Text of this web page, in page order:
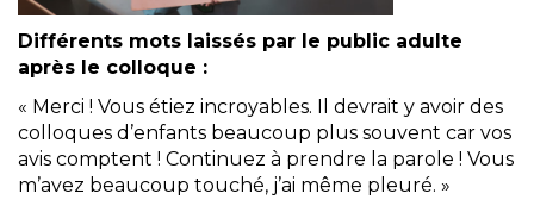
Différents mots laissés par le public adulte
après le colloque :
« Merci ! Vous étiez incroyables. Il devrait y avoir des
colloques d’enfants beaucoup plus souvent car vos
avis comptent ! Continuez à prendre la parole ! Vous
m’avez beaucoup touché, j’ai même pleuré. »